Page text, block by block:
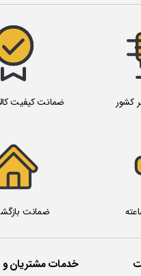
ضمانت
ضمانت کیفیت
خدمات مشتریان
کشور